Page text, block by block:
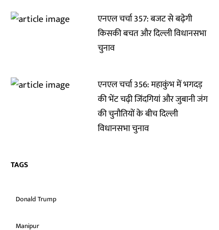
एनएल चर्चा 357: बजट से बढ़ेगी
किसकी बचत और दिल्ली विधानसभा
चुनाव
एनएल चर्चा 356: महाकुंभ में भगदड़
की भेंट चढ़ी जिंदगियां और जुबानी जंग
की चुनौतियों के बीच दिल्ली
विधानसभा चुनाव
TAGS
Donald Trump
Manipur